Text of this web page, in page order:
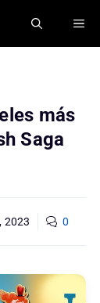
más
Saga
2023 0